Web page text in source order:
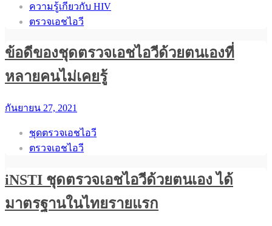
ความรู้เกียวกับ HIV
ตรวจเอชไอวี
ข้อดีของชุดตรวจเอชไอวีด้วยตนเองที่
หลายคนไม่เคยรู้
กันยายน 27, 2021
ชุดตรวจเอชไอวี
ตรวจเอชไอวี
iNSTI ชุดตรวจเอชไอวีด้วยตนเอง ได้
มาตรฐานในไทยรายแรก